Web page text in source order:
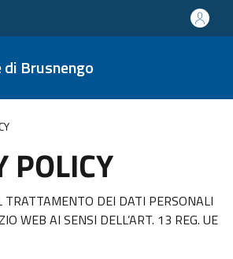
di Brusnengo
POLICY
TRATTAMENTO DEI DATI PERSONALI
WEB AI SENSI DELL’ART. 13 REG. UE